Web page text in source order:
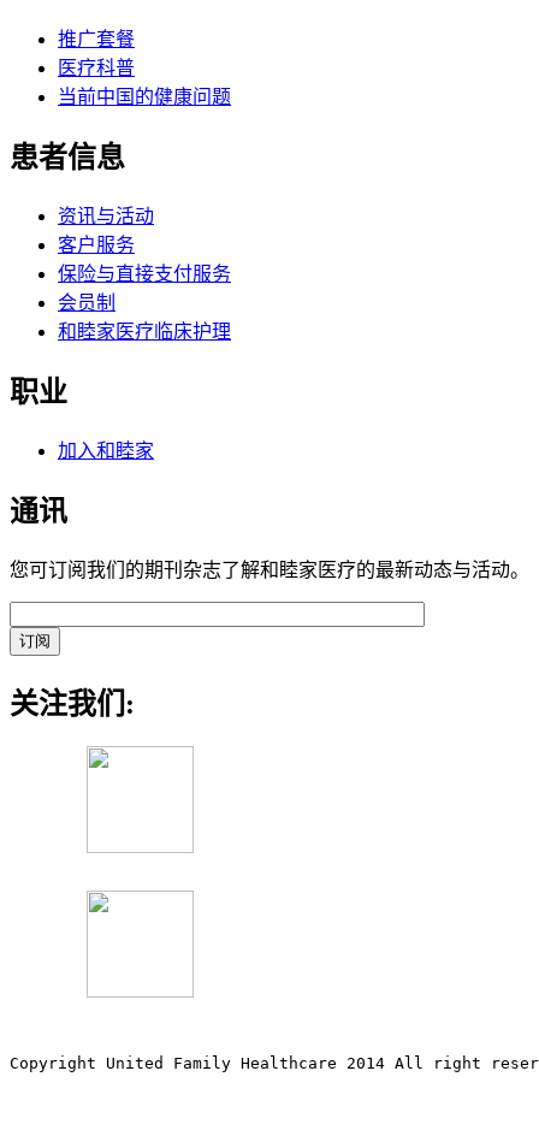
推广套餐
医疗科普
当前中国的健康问题
患者信息
资讯与活动
客户服务
保险与直接支付服务
会员制
和睦家医疗临床护理
职业
加入和睦家
通讯
您可订阅我们的期刊杂志了解和睦家医疗的最新动态与活动。
关注我们:
Copyright United Family Healthcare 2014 All right